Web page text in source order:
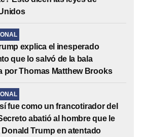
explica el inesperado
que lo salvó de la bala
por Thomas Matthew Brooks
fue como un francotirador del
abatió al hombre que le
Trump en atentado